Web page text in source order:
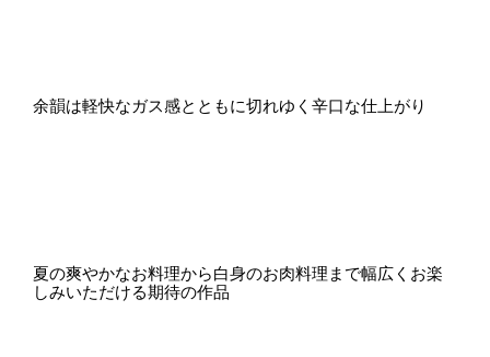
余韻は軽快なガス感とともに切れゆく辛口な仕上がり
夏の爽やかなお料理から白身のお肉料理まで幅広くお楽
しみいただける期待の作品